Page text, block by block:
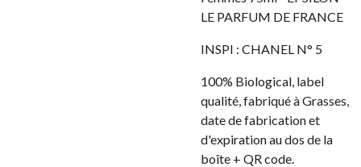
LE PARFUM DE FRANCE
INSPI : CHANEL N° 5
100% Biological, label
qualité, fabriqué à Grasses,
date de fabrication et
d'expiration au dos de la
boîte + QR code.